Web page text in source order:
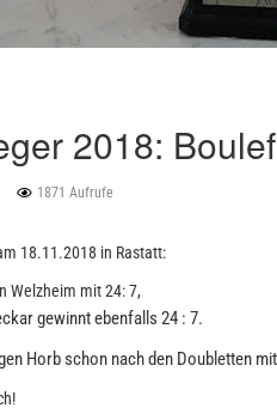
2018:
1871 Aufrufe
18.11.2018 in Rastatt:
Welzheim mit 24: 7,
gewinnt ebenfalls 24 : 7.
Horb schon nach den Doubletten